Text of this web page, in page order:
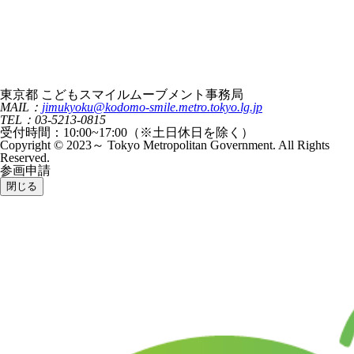
東京都 こどもスマイルムーブメント事務局
MAIL： jimukyoku@kodomo-smile.metro.tokyo.lg.jp
TEL：03-5213-0815
受付時間：10:00~17:00（※土日休日を除く）
Copyright © 2023～ Tokyo Metropolitan Government. All Rights
Reserved.
参画申請
閉じる